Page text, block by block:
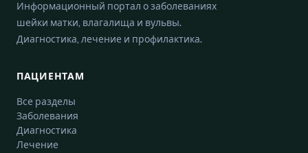
Информационный портал о заболеваниях
шейки матки, влагалища и вульвы.
Диагностика, лечение и профилактика.
ПАЦИЕНТАМ
Все разделы
Заболевания
Диагностика
Лечение